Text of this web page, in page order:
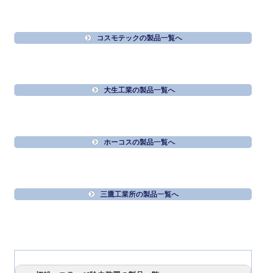
コスモテックの製品一覧へ
大生工業の製品一覧へ
ホーコスの製品一覧へ
三鷹工業所の製品一覧へ